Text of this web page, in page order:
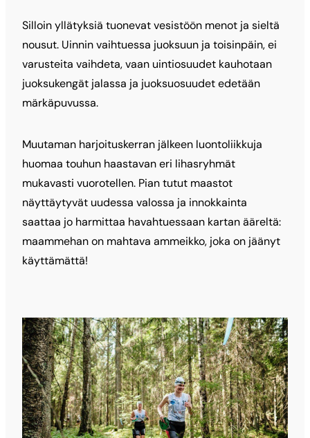
Silloin yllätyksiä tuonevat vesistöön menot ja sieltä
nousut. Uinnin vaihtuessa juoksuun ja toisinpäin, ei
varusteita vaihdeta, vaan uintiosuudet kauhotaan
juoksukengät jalassa ja juoksuosuudet edetään
märkäpuvussa.
Muutaman harjoituskerran jälkeen luontoliikkuja
huomaa touhun haastavan eri lihasryhmät
mukavasti vuorotellen. Pian tutut maastot
näyttäytyvät uudessa valossa ja innokkainta
saattaa jo harmittaa havahtuessaan kartan ääreltä:
maammehan on mahtava ammeikko, joka on jäänyt
käyttämättä!